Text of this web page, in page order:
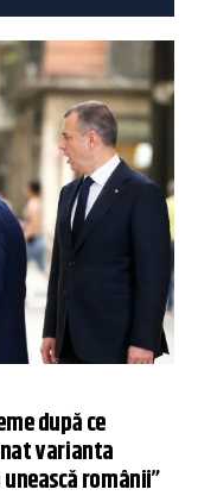
după ce
varianta
românii”